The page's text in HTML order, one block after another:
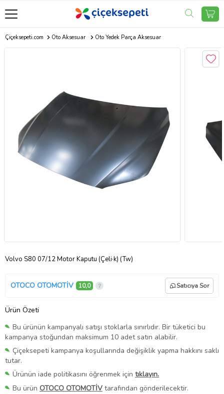
Çiçeksepeti.com Oto Aksesuar Oto Yedek Parça Aksesuar
Volvo S80 07/12 Motor Kaputu (Çeli·k) (Tw)
OTOCO OTOMOTİV 10,0 Satıcıya Sor
Ürün Özeti
Bu ürünün kampanyalı satışı stoklarla sınırlıdır. Bir tüketici bu
kampanya stoğundan maksimum 10 adet satın alabilir.
Çiçeksepeti kampanya koşullarında değişiklik yapma hakkını saklı
tutar.
Ürünün iade politikasını öğrenmek için tıklayın.
Bu ürün OTOCO OTOMOTİV tarafından gönderilecektir.